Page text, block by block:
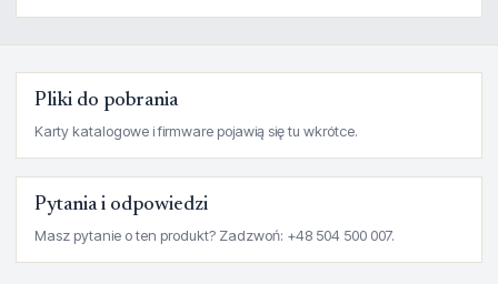
Pliki do pobrania
Karty katalogowe i firmware pojawią się tu wkrótce.
Pytania i odpowiedzi
Masz pytanie o ten produkt? Zadzwoń: +48 504 500 007.